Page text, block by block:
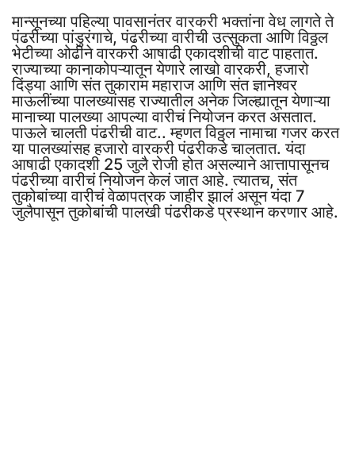
मान्सूनच्या पहिल्या पावसानंतर वारकरी भक्तांना वेध लागते ते
पंढरीच्या पांडुरंगाचे, पंढरीच्या वारीची उत्सुकता आणि विठ्ठल
भेटीच्या ओढीने वारकरी आषाढी एकादशीची वाट पाहतात.
राज्याच्या कानाकोपऱ्यातून येणारे लाखो वारकरी, हजारो
दिंड्या आणि संत तुकाराम महाराज आणि संत ज्ञानेश्वर
माऊलींच्या पालख्यांसह राज्यातील अनेक जिल्ह्यातून येणाऱ्या
मानाच्या पालख्या आपल्या वारीचं नियोजन करत असतात.
पाऊले चालती पंढरीची वाट.. म्हणत विठ्ठल नामाचा गजर करत
या पालख्यांसह हजारो वारकरी पंढरीकडे चालतात. यंदा
आषाढी एकादशी 25 जुलै रोजी होत असल्याने आत्तापासूनच
पंढरीच्या वारीचं नियोजन केलं जात आहे. त्यातच, संत
तुकोबांच्या वारीचं वेळापत्रक जाहीर झालं असून यंदा 7
जुलैपासून तुकोबांची पालखी पंढरीकडे प्रस्थान करणार आहे.